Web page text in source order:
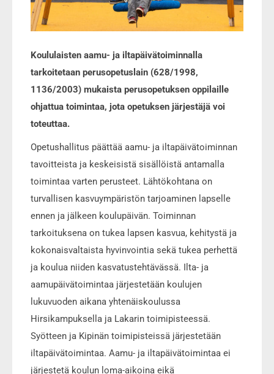
Koululaisten aamu- ja iltapäivätoiminnalla
tarkoitetaan perusopetuslain (628/1998,
1136/2003) mukaista perusopetuksen oppilaille
ohjattua toimintaa, jota opetuksen järjestäjä voi
toteuttaa.
Opetushallitus päättää aamu- ja iltapäivätoiminnan
tavoitteista ja keskeisistä sisällöistä antamalla
toimintaa varten perusteet. Lähtökohtana on
turvallisen kasvuympäristön tarjoaminen lapselle
ennen ja jälkeen koulupäivän. Toiminnan
tarkoituksena on tukea lapsen kasvua, kehitystä ja
kokonaisvaltaista hyvinvointia sekä tukea perhettä
ja koulua niiden kasvatustehtävässä. Ilta- ja
aamupäivätoimintaa järjestetään koulujen
lukuvuoden aikana yhtenäiskoulussa
Hirsikampuksella ja Lakarin toimipisteessä.
Syötteen ja Kipinän toimipisteissä järjestetään
iltapäivätoimintaa. Aamu- ja iltapäivätoimintaa ei
järjestetä koulun loma-aikoina eikä